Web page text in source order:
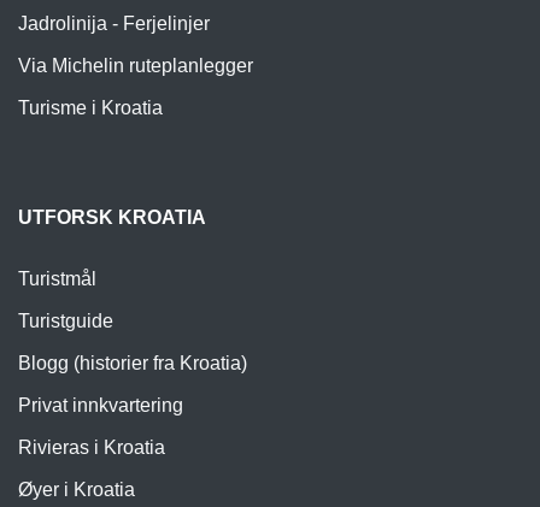
Jadrolinija - Ferjelinjer
Via Michelin ruteplanlegger
Turisme i Kroatia
UTFORSK KROATIA
Turistmål
Turistguide
Blogg (historier fra Kroatia)
Privat innkvartering
Rivieras i Kroatia
Øyer i Kroatia